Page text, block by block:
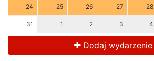
24 25 26 27 28
31 1 2 3 4
Dodaj wydarzenie